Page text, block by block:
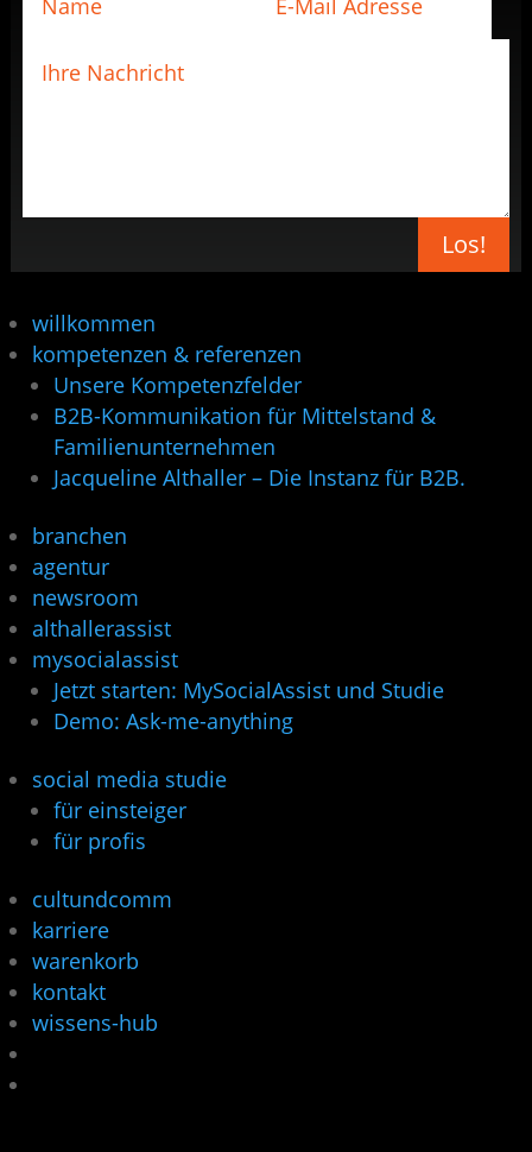
Los!
willkommen
kompetenzen & referenzen
Unsere Kompetenzfelder
B2B-Kommunikation für Mittelstand &
Familienunternehmen
Jacqueline Althaller – Die Instanz für B2B.
branchen
agentur
newsroom
althallerassist
mysocialassist
Jetzt starten: MySocialAssist und Studie
Demo: Ask-me-anything
social media studie
für einsteiger
für profis
cultundcomm
karriere
warenkorb
kontakt
wissens-hub